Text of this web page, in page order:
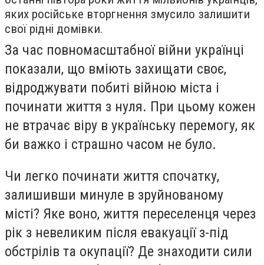
яких російське вторгнення змусило залишити
свої рідні домівки.
За час повномасштабної війни українці
показали, що вміють захищати своє,
відроджувати побиті війною міста і
починати життя з нуля. При цьому кожен
не втрачає віру в українську перемогу, як
би важко і страшно часом не було.
Чи легко починати життя спочатку,
залишивши минуле в зруйнованому
місті? Яке воно, життя переселенця через
рік з невеликим після евакуації з-під
обстрілів та окупації? Де знаходити сили